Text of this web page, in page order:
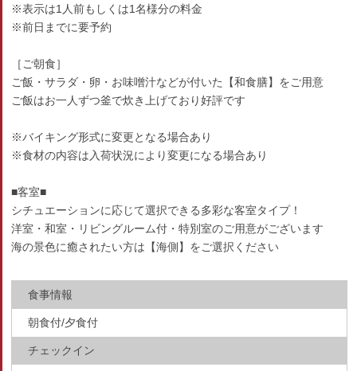
※表示は1人前もしくは1名様分の料金
※前日までに要予約
［ご朝食］
ご飯・サラダ・卵・お味噌汁などが付いた【和食膳】をご用意
ご飯はお一人ずつ釜で炊き上げており好評です
※バイキング形式に変更となる場合あり
※食材の内容は入荷状況により変更になる場合あり
■客室■
シチュエーションに応じて選択できる多彩な客室タイプ！
洋室・和室・リビングルーム付・特別室のご用意がございます
海の景色に癒されたい方は【海側】をご選択ください
食事情報
朝食付/夕食付
チェックイン